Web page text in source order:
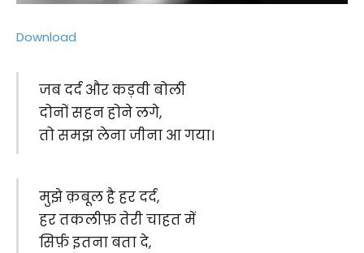
Download
जब दर्द और कड़वी बोली
दोनों सहन होने लगे,
तो समझ लेना जीना आ गया।
मुझे क़बूल है हर दर्द,
हर तकलीफ़ तेरी चाहत में
सिर्फ़ इतना बता दे,